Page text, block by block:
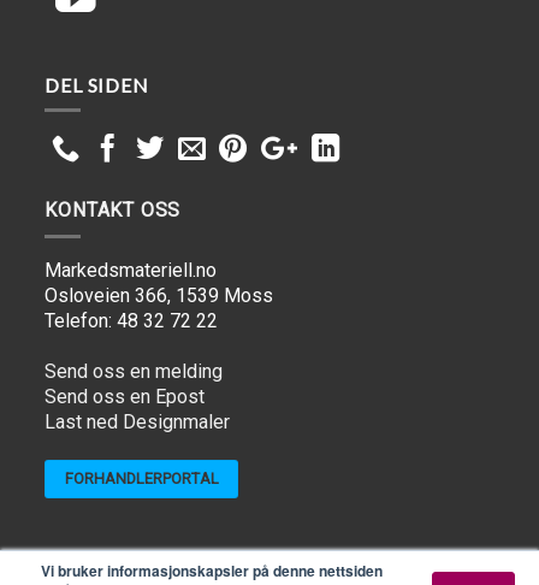
Vi bruker informasjonskapsler på denne nettsiden
DEL SIDEN
KONTAKT OSS
Markedsmateriell.no
Osloveien 366, 1539 Moss
Telefon: 48 32 72 22
Send oss en melding
Send oss en Epost
Last ned Designmaler
FORHANDLERPORTAL
Copyright ©Markedsmateriell.no| Kundeservice telefon